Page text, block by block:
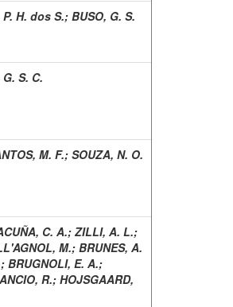
H. dos S.; BUSO, G. S.
S. C.
M. F.; SOUZA, N. O.
C. A.; ZILLI, A. L.;
M.; BRUNES, A.
; BRUGNOLI, E. A.;
R.; HOJSGAARD,